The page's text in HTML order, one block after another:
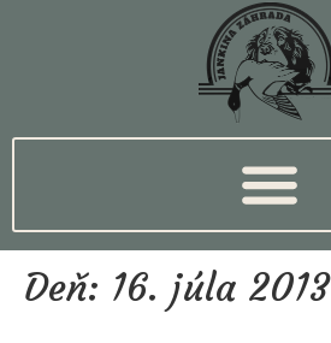
Deň: 16. júla 2013